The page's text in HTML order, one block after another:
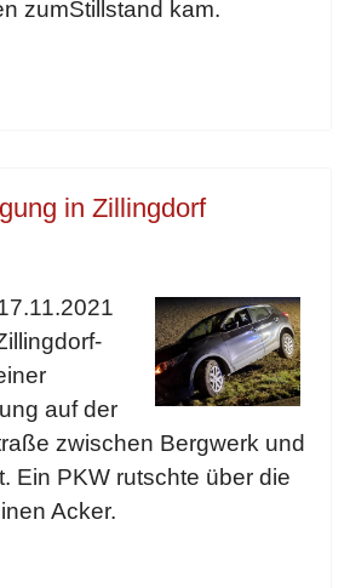
zumStillstand kam.
in Zillingdorf
auf der
zwischen Bergwerk und
Ein PKW rutschte über die
Acker.